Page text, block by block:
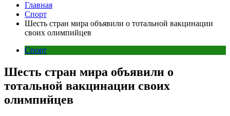
Главная
Спорт
Шесть стран мира объявили о тотальной вакцинации
своих олимпийцев
Спорт
Шесть стран мира объявили о
тотальной вакцинации своих
олимпийцев